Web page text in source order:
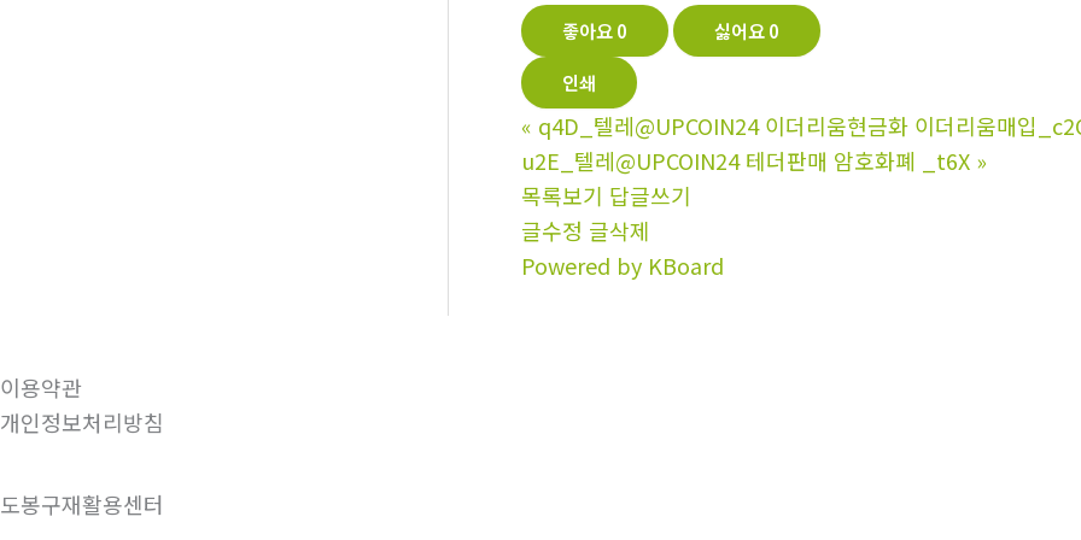
좋아요0 싫어요0
인쇄
« q4D_텔레@UPCOIN24 이더리움현금화 이더리움매입
u2E_텔레@UPCOIN24 테더판매 암호화폐 _t6X »
목록보기 답글쓰기
글수정 글삭제
Powered by KBoard
이용약관
개인정보처리방침
도봉구재활용센터